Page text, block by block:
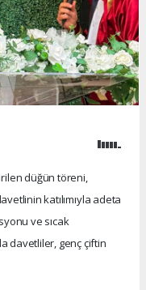
düğün töreni,
katılımıyla adeta
ve sıcak
davetliler, genç çiftin